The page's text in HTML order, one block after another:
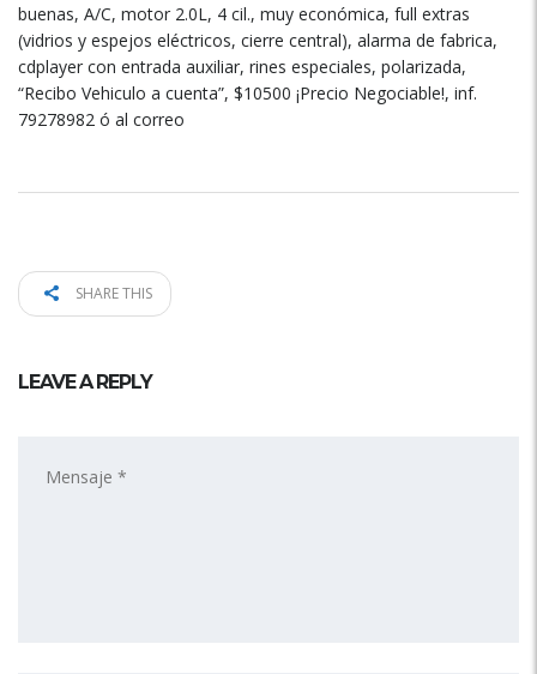
buenas, A/C, motor 2.0L, 4 cil., muy económica, full extras
(vidrios y espejos eléctricos, cierre central), alarma de fabrica,
cdplayer con entrada auxiliar, rines especiales, polarizada,
“Recibo Vehiculo a cuenta”, $10500 ¡Precio Negociable!, inf.
79278982 ó al correo
SHARE THIS
LEAVE A REPLY